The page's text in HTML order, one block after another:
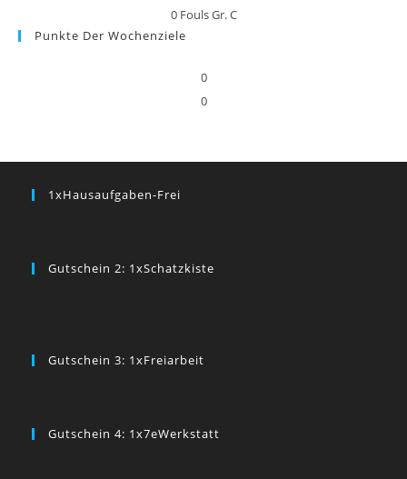
0 Fouls Gr. C
Punkte Der Wochenziele
0
0
1xHausaufgaben-Frei
Gutschein 2: 1xSchatzkiste
Gutschein 3: 1xFreiarbeit
Gutschein 4: 1x7eWerkstatt